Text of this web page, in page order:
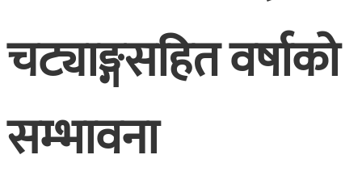
चट्याङ्गसहित वर्षाको
सम्भावना